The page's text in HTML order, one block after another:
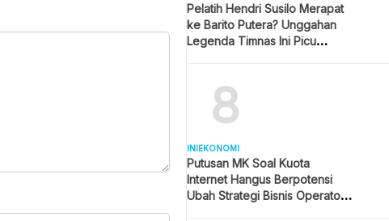
Pelatih Hendri Susilo Merapat
ke Barito Putera? Unggahan
Legenda Timnas Ini Picu
8
INIEKONOMI
Putusan MK Soal Kuota
Internet Hangus Berpotensi
Ubah Strategi Bisnis Operator